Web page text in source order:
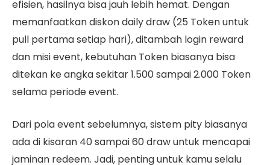
efisien, hasilnya bisa jauh lebih hemat. Dengan
memanfaatkan diskon daily draw (25 Token untuk
pull pertama setiap hari), ditambah login reward
dan misi event, kebutuhan Token biasanya bisa
ditekan ke angka sekitar 1.500 sampai 2.000 Token
selama periode event.
Dari pola event sebelumnya, sistem pity biasanya
ada di kisaran 40 sampai 60 draw untuk mencapai
jaminan redeem. Jadi, penting untuk kamu selalu